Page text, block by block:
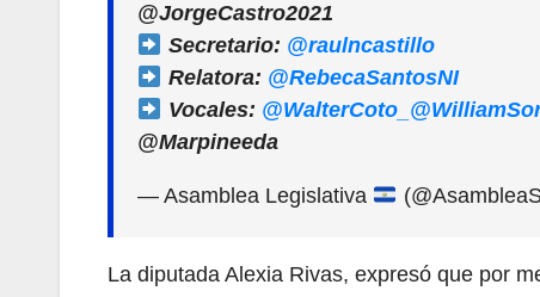
@JorgeCastro2021
Secretario: @raulncastillo
Relatora: @RebecaSantosNI
Vocales: @WalterCoto_
@Marpineeda
— Asamblea Legislativa
La diputada Alexia Rivas, expresó que por